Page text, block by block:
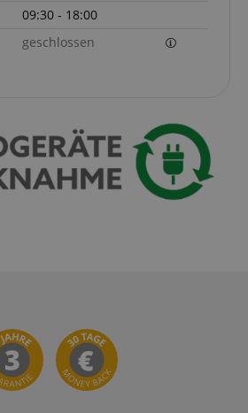
09:30 - 18:00
geschlossen